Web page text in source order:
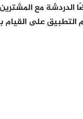
الدردشة مع
التطبيق على القيام